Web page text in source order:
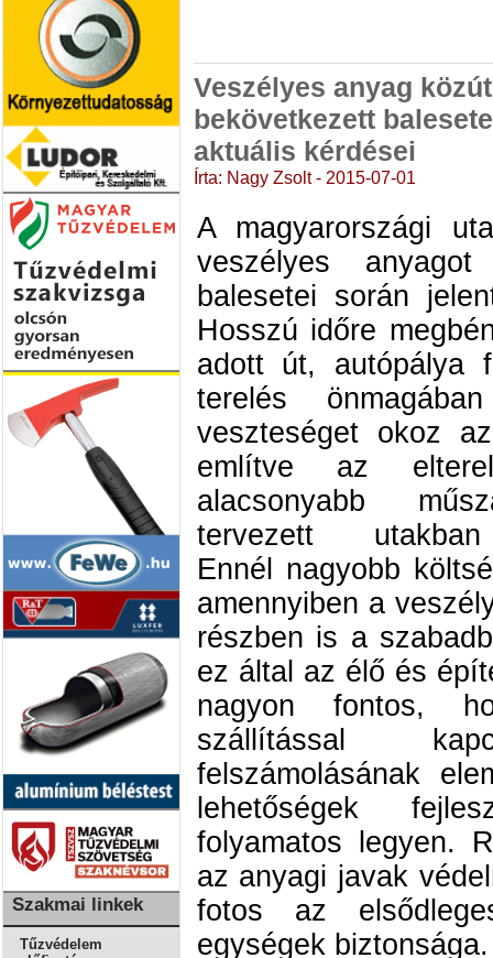
Szakmai linkek
Tűzvédelem
Veszélyes anyag
bekövetkezett
aktuális kérdései
Írta: Nagy Zsolt - 2015-07-01
A magyarországi
veszélyes
balesetei során
Hosszú időre
adott út, autópálya
terelés
veszteséget okoz
említve az
alacsonyabb
tervezett
Ennél nagyobb
amennyiben a
részben is a
ez által az élő és
nagyon fontos,
szállítással
felszámolásának
lehetőségek
folyamatos legyen.
az anyagi javak
fotos az
egységek biztonsága.